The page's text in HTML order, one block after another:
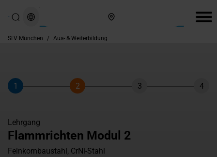
SLV München / Aus- & Weiterbildung
Schritt
1
Schritt
2
Schritt
3 4
Lehrgang
Flammrichten Modul 2
Feinkornbaustahl, CrNi-Stahl